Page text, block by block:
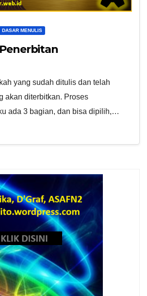
DASAR MENULIS
yang sudah ditulis dan telah
akan diterbitkan. Proses
ada 3 bagian, dan bisa dipilih,…